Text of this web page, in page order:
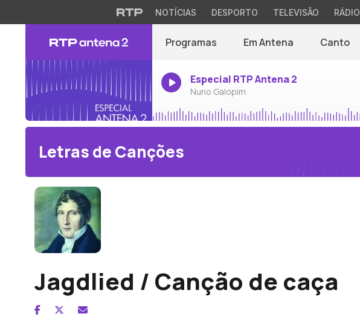
NOTÍCIAS DESPORTO TELEVISÃO RÁDIO
Programas Em Antena Canto
Especial RTP Antena 2
Nuno Galopim
Letras de Canções
Jagdlied / Canção de caça